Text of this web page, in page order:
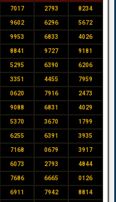
7017 2793 8234
9602 6296 5672
9953 6833 4026
8841 9727 9181
5295 6390 6206
3351 4455 7959
0620 7916 2473
9088 6831 4029
5370 3670 1799
6255 6391 3935
7168 0679 3917
6073 2793 4844
7686 6665 0126
6911 7942 8814